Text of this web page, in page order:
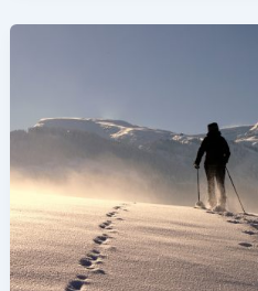
I
proteggere
pelle